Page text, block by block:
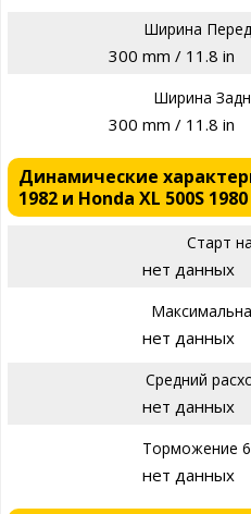
Ширина
300 mm / 11.8 in
Ширина
300 mm / 11.8 in
Динамические
1982 и Honda XL 500S 1980
Старт
нет данных
нет данных
Средний
нет данных
Торможение
нет данных